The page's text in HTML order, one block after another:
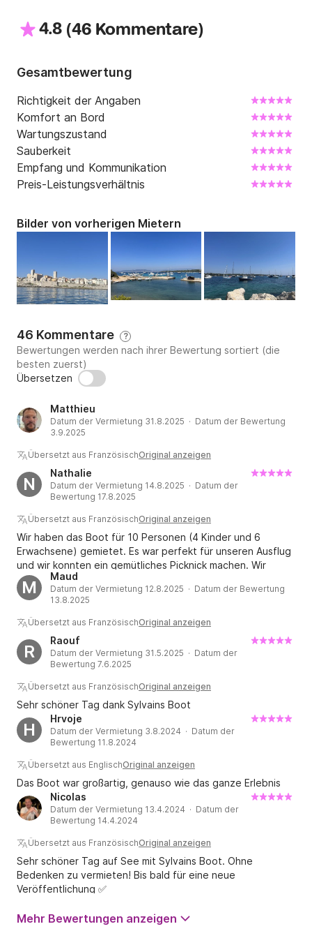
4.8 (46 Kommentare)
Gesamtbewertung
Richtigkeit der Angaben
Komfort an Bord
Wartungszustand
Sauberkeit
Empfang und Kommunikation
Preis-Leistungsverhältnis
Bilder von vorherigen Mietern
46 Kommentare ?
Bewertungen werden nach ihrer Bewertung sortiert (die
besten zuerst)
Übersetzen
Matthieu
Datum der Vermietung 31.8.2025 · Datum der Bewertung
3.9.2025
Übersetzt aus FranzösischOriginal anzeigen
N
Nathalie
Datum der Vermietung 14.8.2025 · Datum der
Bewertung 17.8.2025
Übersetzt aus FranzösischOriginal anzeigen
Wir haben das Boot für 10 Personen (4 Kinder und 6
Erwachsene) gemietet. Es war perfekt für unseren Ausflug
und wir konnten ein gemütliches Picknick machen. Wir
konnten mit den Kindern Tubing fahren. Sie waren
begeistert. Die Sicherheitshinweise waren gut erklärt und
es wurden Schwimmwesten bereitgestellt. Es gibt viel
Stauraum, sodass man alles trocken halten kann. Sylvain
antwortet sehr schnell und ist ein sehr angenehmer
Mensch.
M
Maud
Datum der Vermietung 12.8.2025 · Datum der Bewertung
13.8.2025
Übersetzt aus FranzösischOriginal anzeigen
R
Raouf
Datum der Vermietung 31.5.2025 · Datum der
Bewertung 7.6.2025
Übersetzt aus FranzösischOriginal anzeigen
Sehr schöner Tag dank Sylvains Boot
H
Hrvoje
Datum der Vermietung 3.8.2024 · Datum der
Bewertung 11.8.2024
Übersetzt aus EnglischOriginal anzeigen
Das Boot war großartig, genauso wie das ganze Erlebnis
Nicolas
Datum der Vermietung 13.4.2024 · Datum der
Bewertung 14.4.2024
Übersetzt aus FranzösischOriginal anzeigen
Sehr schöner Tag auf See mit Sylvains Boot. Ohne
Bedenken zu vermieten! Bis bald für eine neue
Veröffentlichung ✅
Mehr Bewertungen anzeigen